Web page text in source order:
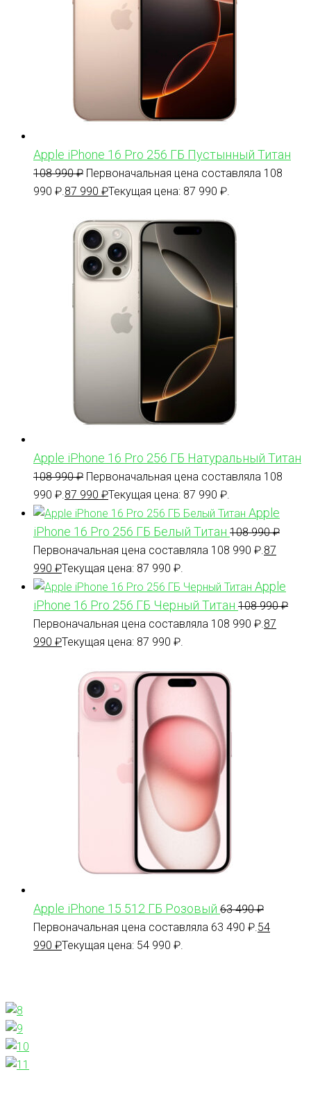
Apple iPhone 16 Pro 256 ГБ Пустынный Титан
108 990₽ Первоначальная цена составляла 108
990 ₽. 87 990 ₽Текущая цена: 87 990 ₽.
Apple iPhone 16 Pro 256 ГБ Натуральный Титан
108 990₽ Первоначальная цена составляла 108
990 ₽. 87 990 ₽Текущая цена: 87 990 ₽.
Apple
iPhone 16 Pro 256 ГБ Белый Титан 108 990₽
Первоначальная цена составляла 108 990 ₽. 87
990 ₽Текущая цена: 87 990 ₽.
Apple
iPhone 16 Pro 256 ГБ Черный Титан 108 990₽
Первоначальная цена составляла 108 990 ₽. 87
990 ₽Текущая цена: 87 990 ₽.
Apple iPhone 15 512 ГБ Розовый 63 490₽
Первоначальная цена составляла 63 490 ₽. 54
990 ₽Текущая цена: 54 990 ₽.